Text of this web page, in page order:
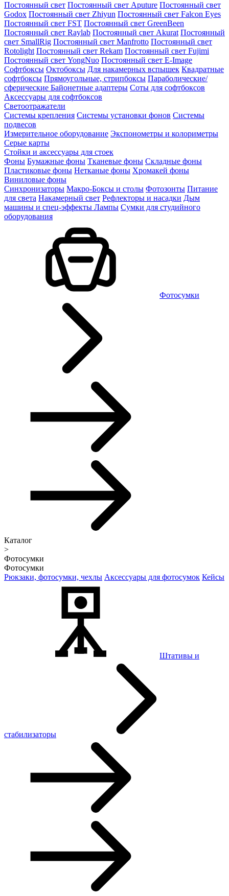
Постоянный свет Постоянный свет Aputure Постоянный свет
Godox Постоянный свет Zhiyun Постоянный свет Falcon Eyes
Постоянный свет FST Постоянный свет GreenBeen
Постоянный свет Raylab Постоянный свет Akurat Постоянный
свет SmallRig Постоянный свет Manfrotto Постоянный свет
Rotolight Постоянный свет Rekam Постоянный свет Fujimi
Постоянный свет YongNuo Постоянный свет E-Image
Софтбоксы Октобоксы Для накамерных вспышек Квадратные
софтбоксы Прямоугольные, стрипбоксы Параболические/
сферические Байонетныe адаптеры Соты для софтбоксов
Аксессуары для софтбоксов
Светоотражатели
Системы крепления Системы установки фонов Системы
подвесов
Измерительное оборудование Экспонометры и колориметры
Серые карты
Стойки и аксессуары для стоек
Фоны Бумажные фоны Тканевые фоны Складные фоны
Пластиковые фоны Нетканые фоны Хромакей фоны
Виниловые фоны
Синхронизаторы Макро-Боксы и столы Фотозонты Питание
для света Накамерный свет Рефлекторы и насадки Дым
машины и спец-эффекты Лампы Сумки для студийного
оборудования
Фотосумки
Каталог
>
Фотосумки
Фотосумки
Рюкзаки, фотосумки, чехлы Аксессуары для фотосумок Кейсы
Штативы и
стабилизаторы